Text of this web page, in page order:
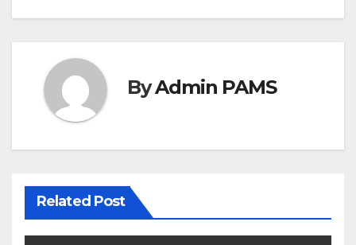
ByAdmin PAMS
Related Post